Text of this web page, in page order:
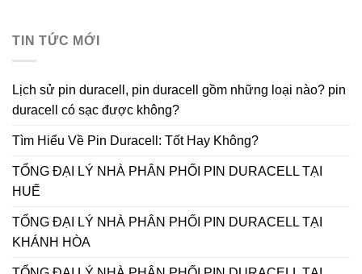
TIN TỨC MỚI
Lịch sử pin duracell, pin duracell gồm những loại nào? pin
duracell có sạc được không?
Tìm Hiểu Về Pin Duracell: Tốt Hay Không?
TỔNG ĐẠI LÝ NHÀ PHÂN PHỐI PIN DURACELL TẠI
HUẾ
TỔNG ĐẠI LÝ NHÀ PHÂN PHỐI PIN DURACELL TẠI
KHÁNH HÒA